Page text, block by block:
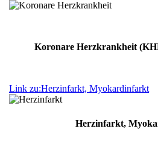
Koronare Herzkrankheit
Link zu:Herzinfarkt, Myokardinfarkt
Herzinfarkt,